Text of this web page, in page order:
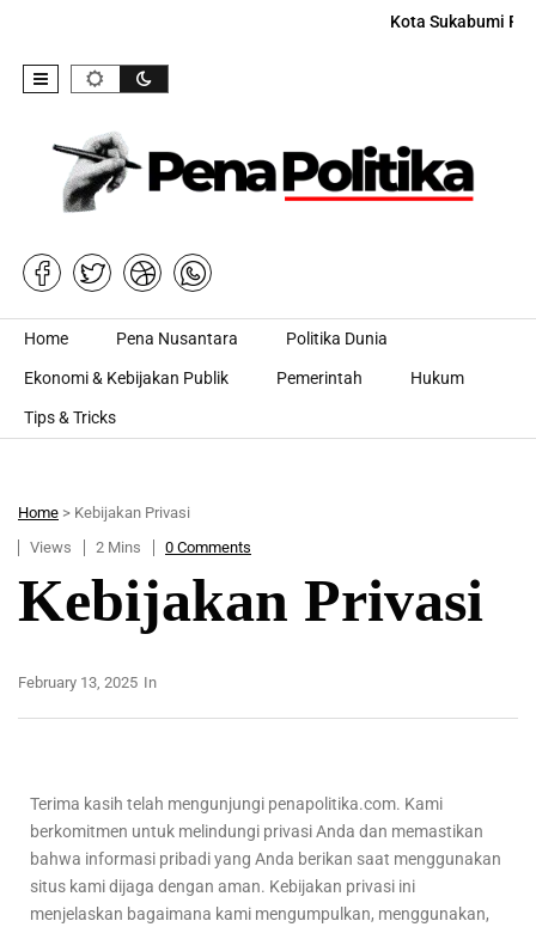
Kota Sukabumi
Skip to content
Home Pena Nusantara Politika Dunia
Ekonomi & Kebijakan Publik Pemerintah Hukum
Tips & Tricks
Home > Kebijakan Privasi
Views
2 Mins 0 Comments
Kebijakan Privasi
In
February 13, 2025
Terima kasih telah mengunjungi penapolitika.com. Kami
berkomitmen untuk melindungi privasi Anda dan memastikan
bahwa informasi pribadi yang Anda berikan saat menggunakan
situs kami dijaga dengan aman. Kebijakan privasi ini
menjelaskan bagaimana kami mengumpulkan, menggunakan,